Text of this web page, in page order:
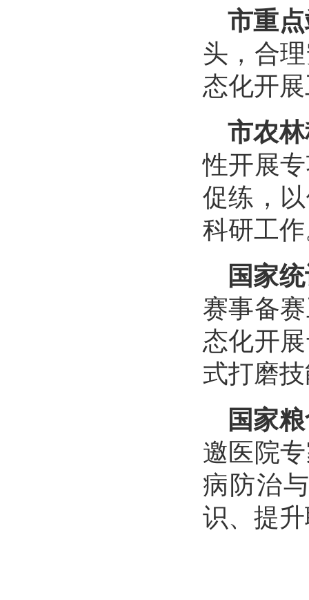
市重
头，合
态化开
市农
性开展
促练，
科研工
国家
赛事备
态化开
式打磨
国家
邀医院
病防治
识、提